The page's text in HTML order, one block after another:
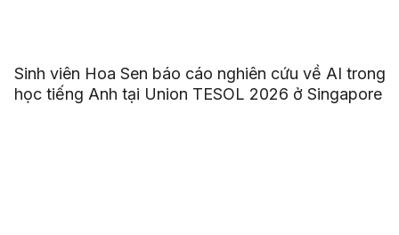
Sinh viên Hoa Sen báo cáo nghiên cứu về AI trong
học tiếng Anh tại Union TESOL 2026 ở Singapore